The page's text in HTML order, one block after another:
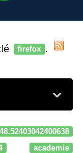
firefox .
48.52403042400638
academie